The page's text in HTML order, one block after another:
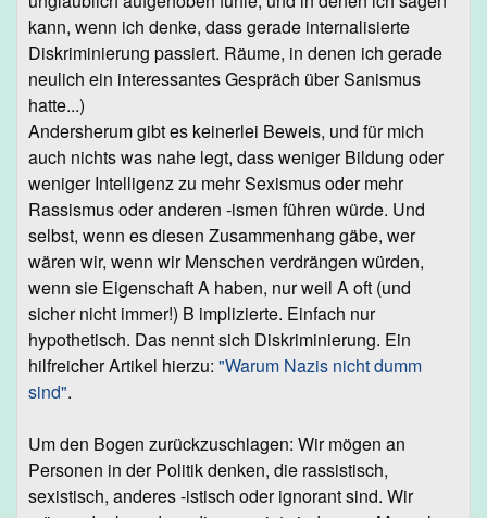
kann, wenn ich denke, dass gerade internalisierte
Diskriminierung passiert. Räume, in denen ich gerade
neulich ein interessantes Gespräch über Sanismus
hatte...)
Andersherum gibt es keinerlei Beweis, und für mich
auch nichts was nahe legt, dass weniger Bildung oder
weniger Intelligenz zu mehr Sexismus oder mehr
Rassismus oder anderen -ismen führen würde. Und
selbst, wenn es diesen Zusammenhang gäbe, wer
wären wir, wenn wir Menschen verdrängen würden,
wenn sie Eigenschaft A haben, nur weil A oft (und
sicher nicht immer!) B implizierte. Einfach nur
hypothetisch. Das nennt sich Diskriminierung. Ein
hilfreicher Artikel hierzu: "Warum Nazis nicht dumm
sind".
Um den Bogen zurückzuschlagen: Wir mögen an
Personen in der Politik denken, die rassistisch,
sexistisch, anderes -istisch oder ignorant sind. Wir